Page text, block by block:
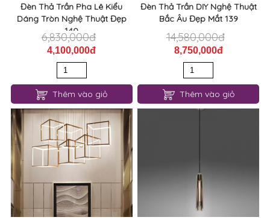
Đèn Thả Trần Pha Lê Kiểu
Dáng Tròn Nghệ Thuật Đẹp
140
6,830,000đ
4,100,000đ
Thêm vào giỏ
Đèn Thả Trần DIY Nghệ Thuật
Bắc Âu Đẹp Mắt 139
14,580,000đ
8,750,000đ
Thêm vào giỏ